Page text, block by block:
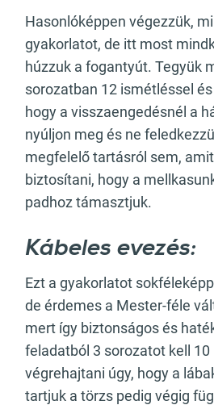
Hasonlóképpen végezzük,
gyakorlatot, de itt most
húzzuk a fogantyút. Tegyük
sorozatban 12 ismétléssel
hogy a visszaengedésnél a
nyúljon meg és ne
megfelelő tartásról sem,
biztosítani, hogy a
padhoz támasztjuk.
Kábeles evezés:
Ezt a gyakorlatot
de érdemes a Mester-féle
mert így biztonságos és
feladatból 3 sorozatot kell 10
végrehajtani úgy, hogy a
tartjuk a törzs pedig végig